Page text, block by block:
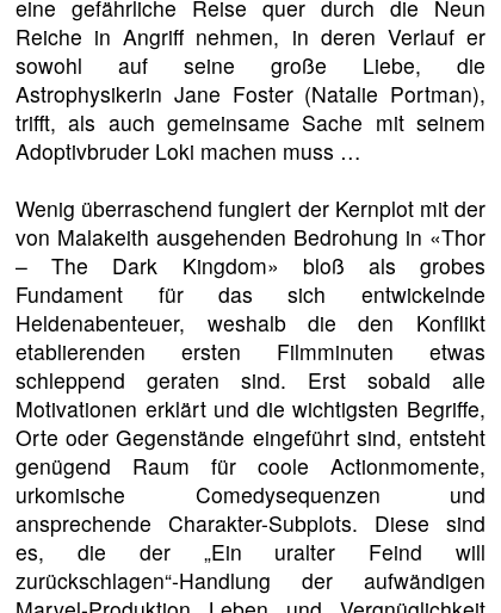
eine gefährliche Reise quer durch die Neun
Reiche in Angriff nehmen, in deren Verlauf er
sowohl auf seine große Liebe, die
Astrophysikerin Jane Foster (Natalie Portman),
trifft, als auch gemeinsame Sache mit seinem
Adoptivbruder Loki machen muss …
Wenig überraschend fungiert der Kernplot mit der
von Malakeith ausgehenden Bedrohung in «Thor
– The Dark Kingdom» bloß als grobes
Fundament für das sich entwickelnde
Heldenabenteuer, weshalb die den Konflikt
etablierenden ersten Filmminuten etwas
schleppend geraten sind. Erst sobald alle
Motivationen erklärt und die wichtigsten Begriffe,
Orte oder Gegenstände eingeführt sind, entsteht
genügend Raum für coole Actionmomente,
urkomische Comedysequenzen und
ansprechende Charakter-Subplots. Diese sind
es, die der „Ein uralter Feind will
zurückschlagen“-Handlung der aufwändigen